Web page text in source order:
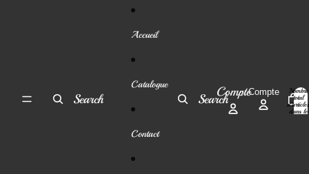
Search
Accueil
Catalogue
Contact
SearchCompteCompte Nombre
total
dans le